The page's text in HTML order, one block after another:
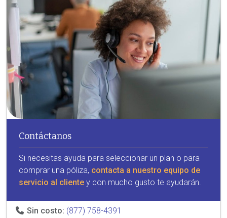
Contáctanos
Si necesitas ayuda para seleccionar un plan o para
comprar una póliza, contacta a nuestro equipo de
servicio al cliente y con mucho gusto te ayudarán.
Sin costo: (877) 758-4391